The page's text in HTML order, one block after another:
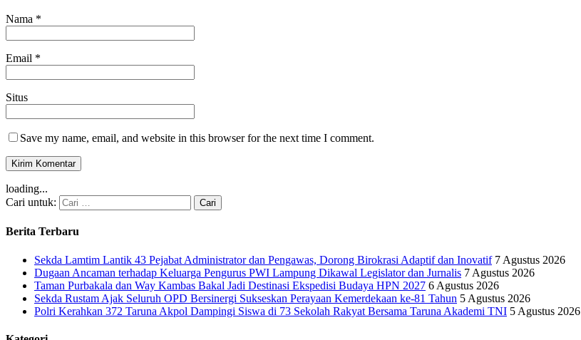
Nama *
Email *
Situs
Save my name, email, and website in this browser for the next time I comment.
loading...
Cari untuk:
Berita Terbaru
Sekda Lamtim Lantik 43 Pejabat Administrator dan Pengawas, Dorong Birokrasi Adaptif dan Inovatif 7 Agustus 2026
Dugaan Ancaman terhadap Keluarga Pengurus PWI Lampung Dikawal Legislator dan Jurnalis 7 Agustus 2026
Taman Purbakala dan Way Kambas Bakal Jadi Destinasi Ekspedisi Budaya HPN 2027 6 Agustus 2026
Sekda Rustam Ajak Seluruh OPD Bersinergi Sukseskan Perayaan Kemerdekaan ke-81 Tahun 5 Agustus 2026
Polri Kerahkan 372 Taruna Akpol Dampingi Siswa di 73 Sekolah Rakyat Bersama Taruna Akademi TNI 5 Agustus 2026